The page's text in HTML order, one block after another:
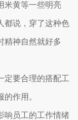
米黄等一些明亮
都说，穿了这种色
精神自然就好多
定要合理的搭配工
作用。
响员工的工作情绪